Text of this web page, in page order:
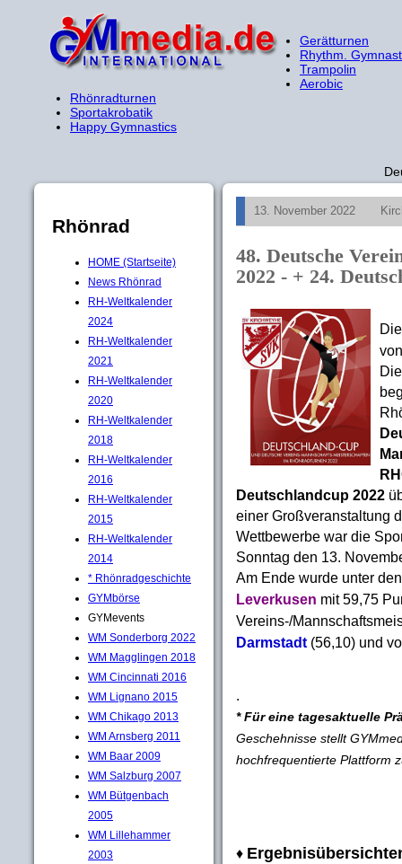
Gerätturnen
Rhythm.
Trampolin
Aerobic
Rhönradturnen
Sportakrobatik
Happy Gymnastics
Rhönrad
HOME (Startseite)
News Rhönrad
RH-Weltkalender
2024
RH-Weltkalender
2021
RH-Weltkalender
2020
RH-Weltkalender
2018
RH-Weltkalender
2016
RH-Weltkalender
2015
RH-Weltkalender
2014
* Rhönradgeschichte
GYMbörse
GYMevents
WM Sonderborg 2022
WM Magglingen 2018
WM Cincinnati 2016
WM Lignano 2015
WM Chikago 2013
WM Arnsberg 2011
WM Baar 2009
WM Salzburg 2007
WM Bütgenbach
2005
WM Lillehammer
2003
13. November 2022
48. Deutsche
2022 - + 24.
Deutschlandcup 2022
einer Großveranstaltung
Wettbewerbe war die
Sonntag den 13.
Am Ende wurde unter
Leverkusen mit 59,75
Vereins-/
Darmstadt (56,10) und
.
* Für eine tagesaktuelle
Geschehnisse stellt
hochfrequentierte Plattform
♦